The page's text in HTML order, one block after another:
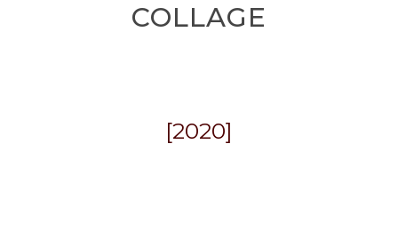
COLLAGE
[2020]